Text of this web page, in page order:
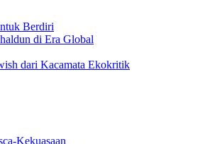
Berdiri
di Era Global
dari Kacamata Ekokritik
Kekuasaan